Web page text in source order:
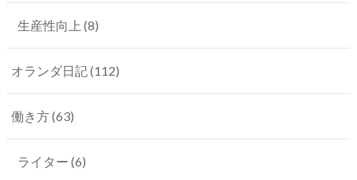
生産性向上 (8)
オランダ日記(112)
働き方(63)
ライター (6)